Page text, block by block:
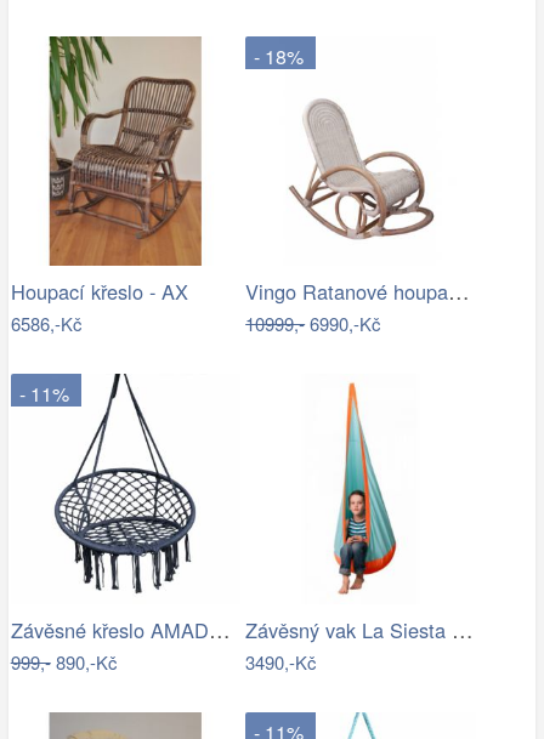
Houpací křeslo - AX
6586,-Kč
- 18%
Vingo Ratanové houpací křeslo - bílá…
10999,-6990,-Kč
- 11%
Závěsné křeslo AMADO 2 NEW Tempo Kondela
999,-890,-Kč
Závěsný vak La Siesta JOKI Outdoor - IN
3490,-Kč
- 11%